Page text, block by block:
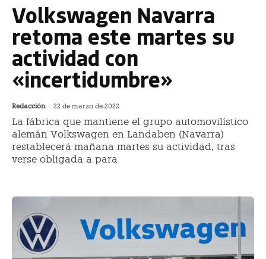
Volkswagen Navarra
retoma este martes su
actividad con
«incertidumbre»
Redacción - 22 de marzo de 2022
La fábrica que mantiene el grupo automovilístico
alemán Volkswagen en Landaben (Navarra)
restablecerá mañana martes su actividad, tras
verse obligada a para